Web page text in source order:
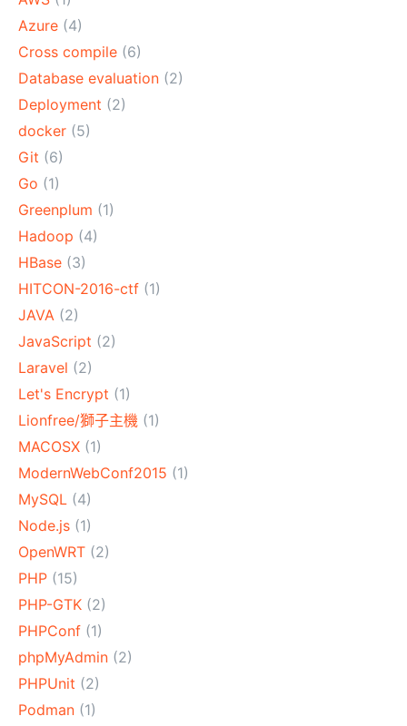
Azure (4)
Cross compile (6)
Database evaluation (2)
Deployment (2)
docker (5)
Git (6)
Go (1)
Greenplum (1)
Hadoop (4)
HBase (3)
HITCON-2016-ctf (1)
JAVA (2)
JavaScript (2)
Laravel (2)
Let's Encrypt (1)
Lionfree/獅子主機 (1)
MACOSX (1)
ModernWebConf2015 (1)
MySQL (4)
Node.js (1)
OpenWRT (2)
PHP (15)
PHP-GTK (2)
PHPConf (1)
phpMyAdmin (2)
PHPUnit (2)
Podman (1)